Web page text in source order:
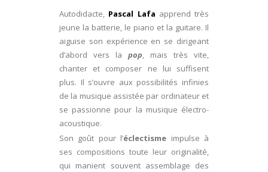
Autodidacte, Pascal Lafa apprend très
jeune la batterie, le piano et la guitare. Il
aiguise son expérience en se dirigeant
d’abord vers la pop, mais très vite,
chanter et composer ne lui suffisent
plus. Il s’ouvre aux possibilités infinies
de la musique assistée par ordinateur et
se passionne pour la musique électro-
acoustique.
Son goût pour l’éclectisme impulse à
ses compositions toute leur originalité,
qui manient souvent assemblage des